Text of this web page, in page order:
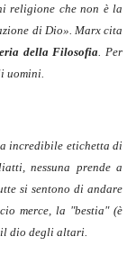
religione che non è la
di Dio». Marx cita
della Filosofia. Per
uomini.
incredibile etichetta di
nessuna prende a
si sentono di andare
merce, la "bestia" (è
il dio degli altari.